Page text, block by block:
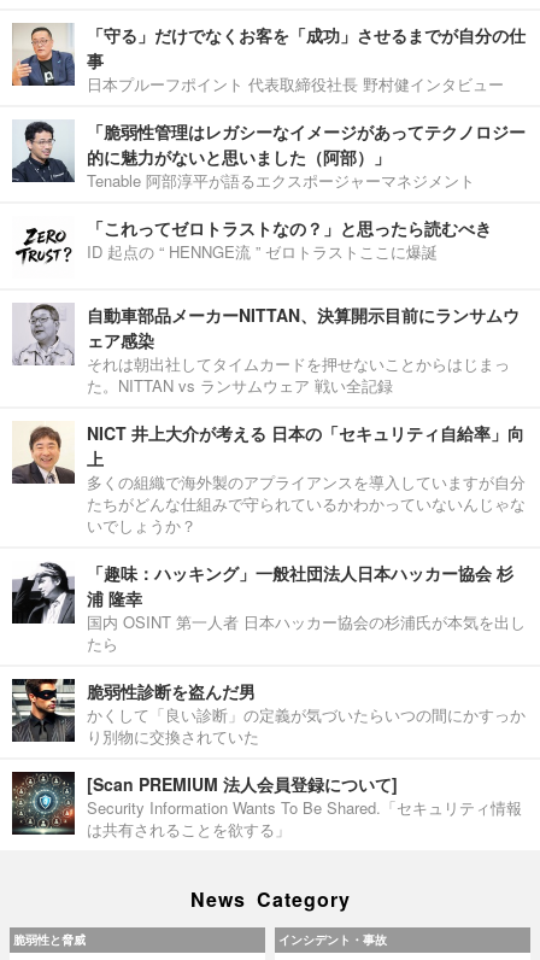
「守る」だけでなくお客を「成功」させるまでが自分の仕
事
日本プルーフポイント 代表取締役社長 野村健インタビュー
「脆弱性管理はレガシーなイメージがあってテクノロジー
的に魅力がないと思いました（阿部）」
Tenable 阿部淳平が語るエクスポージャーマネジメント
「これってゼロトラストなの？」と思ったら読むべき
ID 起点の “ HENNGE流 ” ゼロトラストここに爆誕
自動車部品メーカーNITTAN、決算開示目前にランサムウ
ェア感染
それは朝出社してタイムカードを押せないことからはじまっ
た。NITTAN vs ランサムウェア 戦い全記録
NICT 井上大介が考える 日本の「セキュリティ自給率」向
上
多くの組織で海外製のアプライアンスを導入していますが自分
たちがどんな仕組みで守られているかわかっていないんじゃな
いでしょうか？
「趣味：ハッキング」一般社団法人日本ハッカー協会 杉
浦 隆幸
国内 OSINT 第一人者 日本ハッカー協会の杉浦氏が本気を出し
たら
脆弱性診断を盗んだ男
かくして「良い診断」の定義が気づいたらいつの間にかすっか
り別物に交換されていた
[Scan PREMIUM 法人会員登録について]
Security Information Wants To Be Shared.「セキュリティ情報
は共有されることを欲する」
News Category
脆弱性と脅威 インシデント・事故